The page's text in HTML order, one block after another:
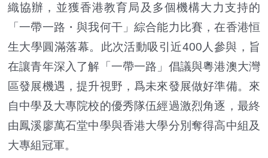
織協辦，並獲香港教育局及多個機構大力支持的
「一帶一路・與我何干」綜合能力比賽，在香港恒
生大學圓滿落幕。此次活動吸引近400人參與，旨
在讓青年深入了解「一帶一路」倡議與粵港澳大灣
區發展機遇，提升視野，爲未來發展做好準備。來
自中學及大專院校的優秀隊伍經過激烈角逐，最終
由鳳溪廖萬石堂中學與香港大學分別奪得高中組及
大專組冠軍。